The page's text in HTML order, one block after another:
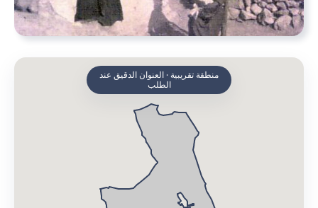
منطقة تقريبية · العنوان الدقيق عند
الطلب